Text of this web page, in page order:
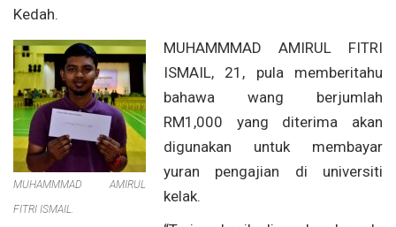
Kedah.
MUHAMMMAD AMIRUL
FITRI ISMAIL.
MUHAMMMAD AMIRUL FITRI
ISMAIL, 21, pula memberitahu
bahawa wang berjumlah
RM1,000 yang diterima akan
digunakan untuk membayar
yuran pengajian di universiti
kelak.